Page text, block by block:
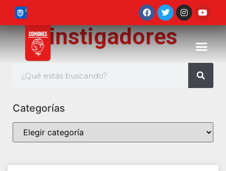
instigadores
Categorías